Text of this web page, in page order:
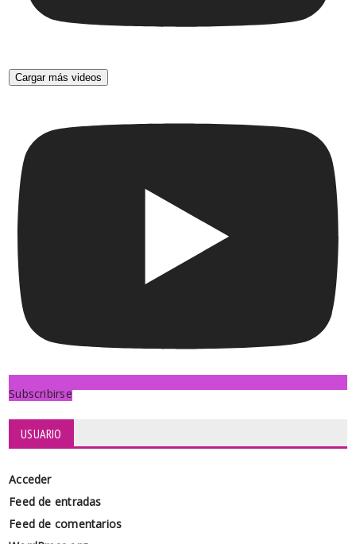
Cargar más videos
Subscribirse
USUARIO
Acceder
Feed de entradas
Feed de comentarios